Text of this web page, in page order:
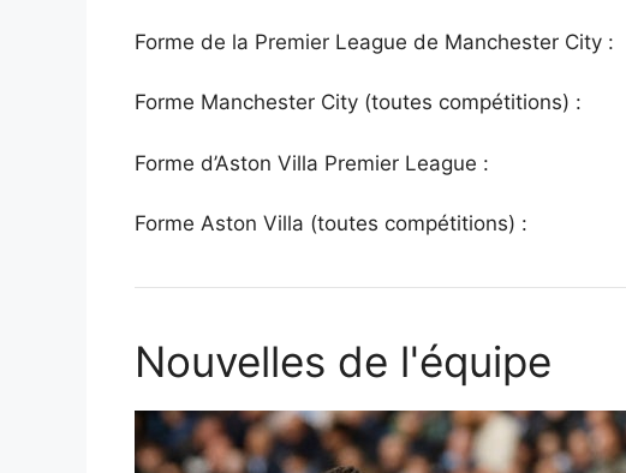
Forme de la Premier League de Manchester City :
Forme Manchester City (toutes compétitions) :
Forme d’Aston Villa Premier League :
Forme Aston Villa (toutes compétitions) :
Nouvelles de l'équipe